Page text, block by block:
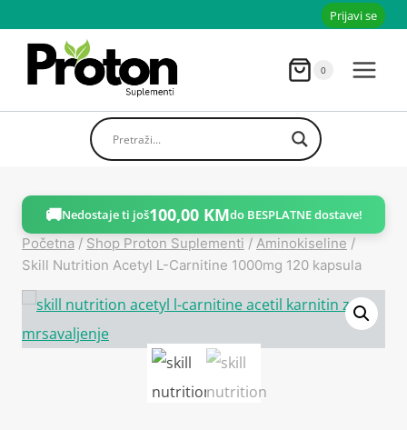
sadržaja
Prijavi se
0
🚚Nedostaje ti još100,00 KMdo BESPLATNE dostave!
Početna / Shop Proton Suplementi / Aminokiseline /
Skill Nutrition Acetyl L-Carnitine 1000mg 120 kapsula